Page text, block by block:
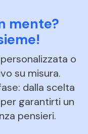
mente?
o
su misura.
dalla scelta
garantirti un
pensieri.